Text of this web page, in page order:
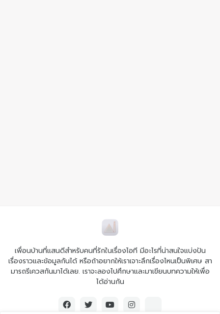
เพื่อนบ้านที่แสนดีสำหรับคนที่รักในเรื่องไอที มีอะไรที่น่าสนใจแบ่งปัน
เรื่องราวและข้อมูลกันได้ หรือถ้าอยากให้เราเจาะลึกเรื่องไหนเป็นพิเศษ สา
มารถรีเควสกันมาได้เลย. เราจะลองไปศึกษาและมาเขียนบทความให้เพื่อ
ได้อ่านกัน